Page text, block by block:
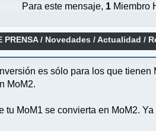
Para este mensaje, 1 Miembro
PRENSA/ Novedades / Actualidad /
es sólo para los que
MoM2.
tu MoM1 se convierta en MoM2.